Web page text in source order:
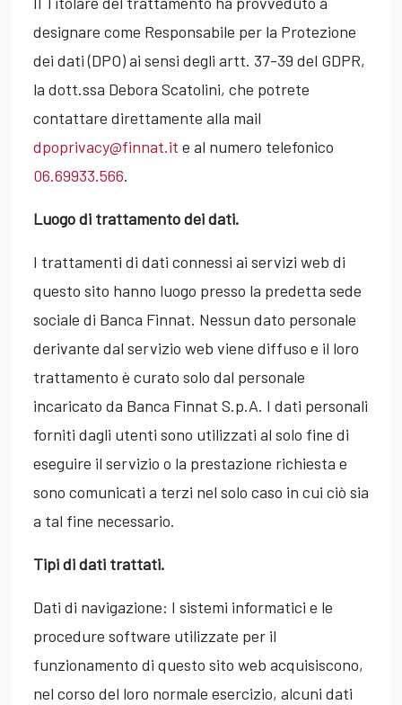
designare come Responsabile per la Protezione
dei dati (DPO) ai sensi degli artt. 37-39 del GDPR,
la dott.ssa Debora Scatolini, che potrete
contattare direttamente alla mail
dpoprivacy@finnat.it e al numero telefonico
06.69933.566.
Luogo di trattamento dei dati.
I trattamenti di dati connessi ai servizi web di
questo sito hanno luogo presso la predetta sede
sociale di Banca Finnat. Nessun dato personale
derivante dal servizio web viene diffuso e il loro
trattamento è curato solo dal personale
incaricato da Banca Finnat S.p.A. I dati personali
forniti dagli utenti sono utilizzati al solo fine di
eseguire il servizio o la prestazione richiesta e
sono comunicati a terzi nel solo caso in cui ciò sia
a tal fine necessario.
Tipi di dati trattati.
Dati di navigazione: I sistemi informatici e le
procedure software utilizzate per il
funzionamento di questo sito web acquisiscono,
nel corso del loro normale esercizio, alcuni dati